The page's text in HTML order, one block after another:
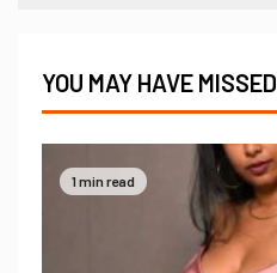
YOU MAY HAVE MISSED
1 min read